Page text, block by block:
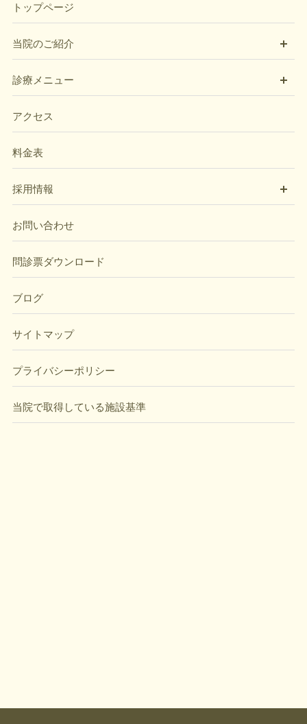
トップページ
当院のご紹介
診療メニュー
アクセス
料金表
採用情報
お問い合わせ
問診票ダウンロード
ブログ
サイトマップ
プライバシーポリシー
当院で取得している施設基準